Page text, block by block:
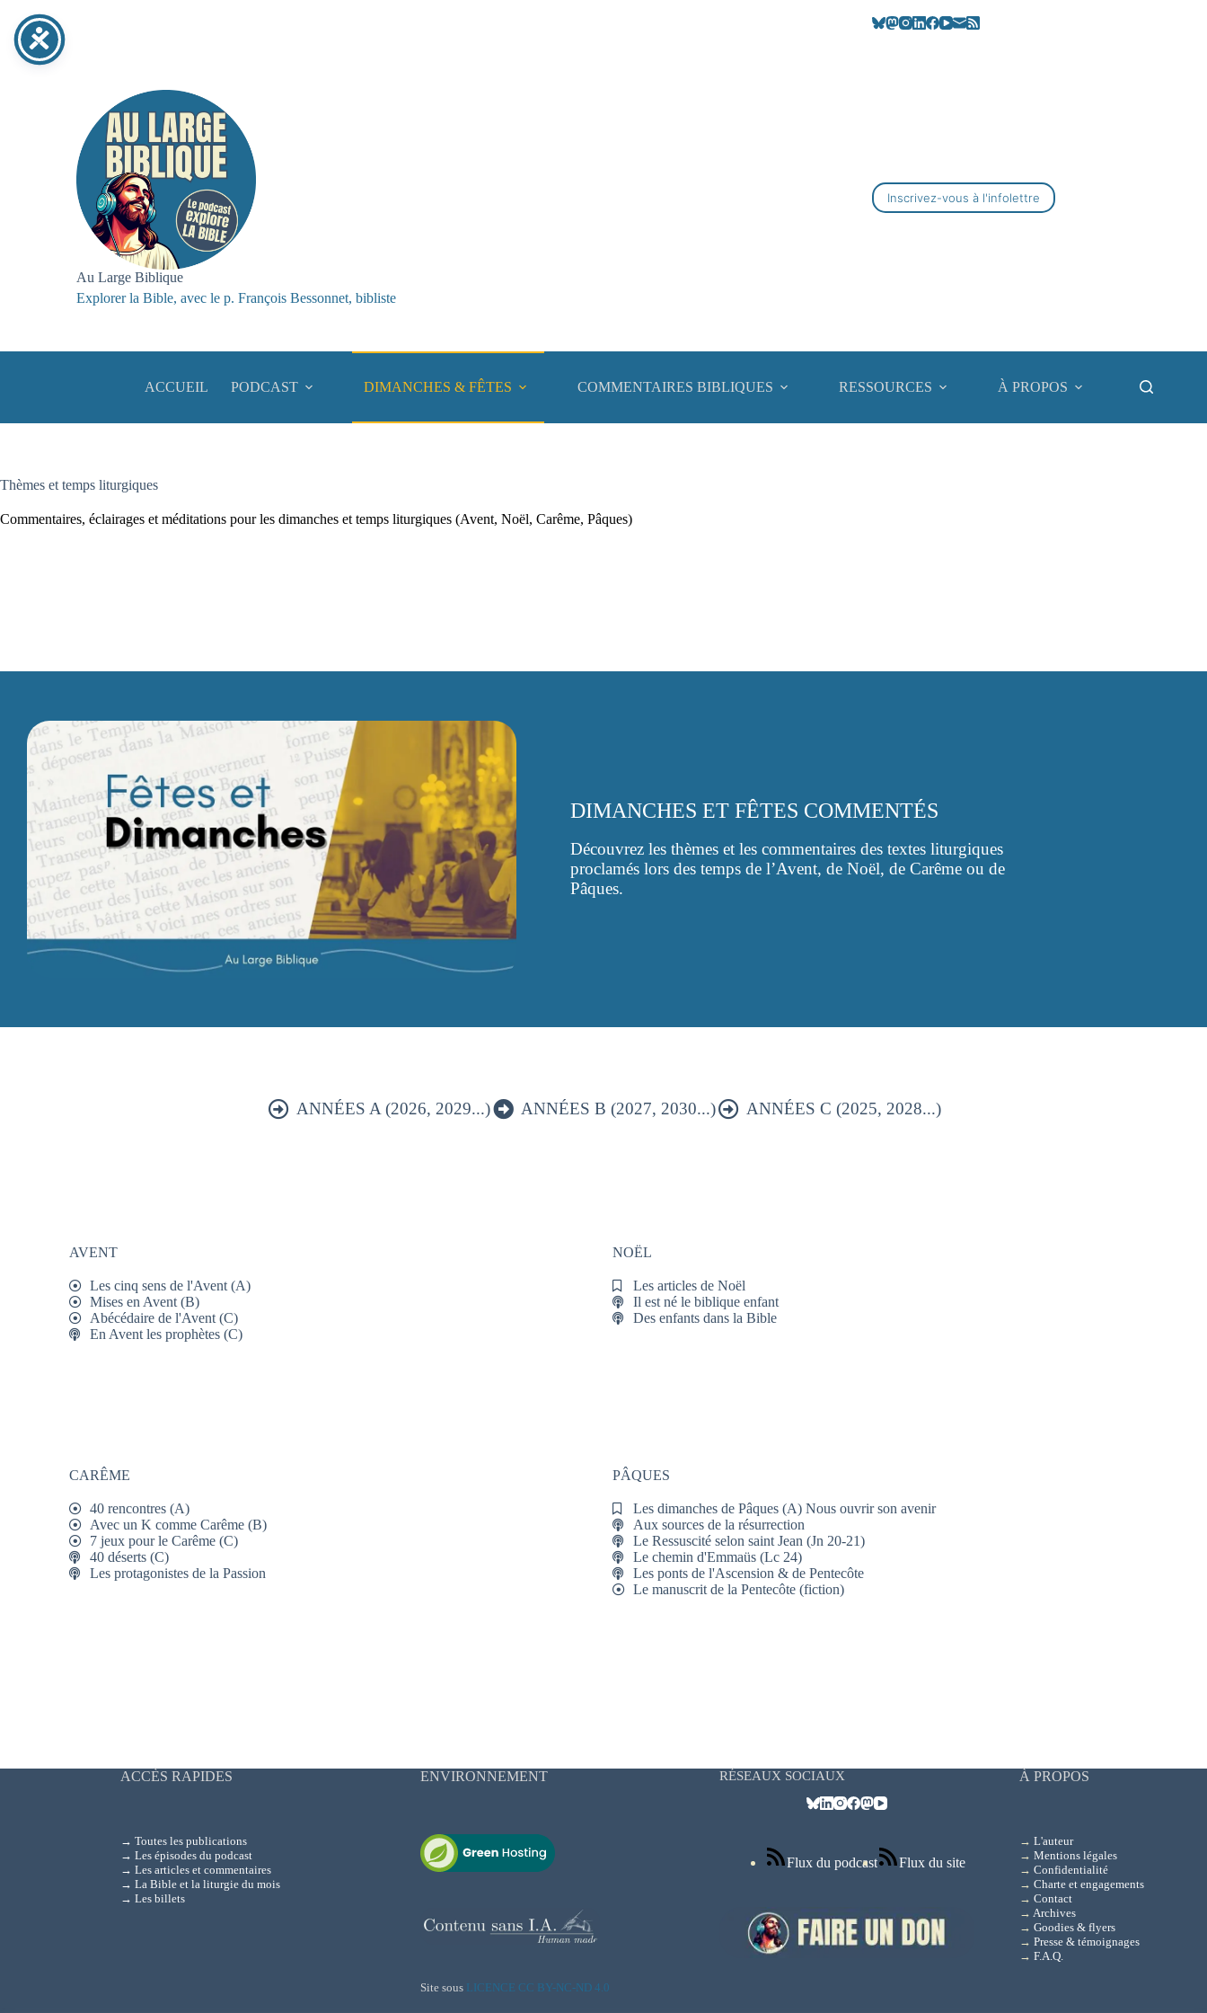
Au Large Biblique
Explorer la Bible, avec le p. François Bessonnet, bibliste
Inscrivez-vous à l'infolettre
ACCUEIL PODCAST DIMANCHES & FÊTES COMMENTAIRES BIBLIQUES RESSOURCES À PROPOS
Thèmes et temps liturgiques
Commentaires, éclairages et méditations pour les dimanches et temps liturgiques (Avent, Noël, Carême, Pâques)
DIMANCHES ET FÊTES COMMENTÉS
Découvrez les thèmes et les commentaires des textes liturgiques
proclamés lors des temps de l’Avent, de Noël, de Carême ou de
Pâques.
ANNÉES A (2026, 2029...) ANNÉES B (2027, 2030...) ANNÉES C (2025, 2028...)
AVENT
Les cinq sens de l'Avent (A)
Mises en Avent (B)
Abécédaire de l'Avent (C)
En Avent les prophètes (C)
NOËL
Les articles de Noël
Il est né le biblique enfant
Des enfants dans la Bible
CARÊME
40 rencontres (A)
Avec un K comme Carême (B)
7 jeux pour le Carême (C)
40 déserts (C)
Les protagonistes de la Passion
PÂQUES
Les dimanches de Pâques (A) Nous ouvrir son avenir
Aux sources de la résurrection
Le Ressuscité selon saint Jean (Jn 20-21)
Le chemin d'Emmaüs (Lc 24)
Les ponts de l'Ascension & de Pentecôte
Le manuscrit de la Pentecôte (fiction)
ACCÈS RAPIDES
→ Toutes les publications
→ Les épisodes du podcast
→ Les articles et commentaires
→ La Bible et la liturgie du mois
→ Les billets
ENVIRONNEMENT
Site sous LICENCE CC BY-NC-ND 4.0
RÉSEAUX SOCIAUX
Flux du podcast Flux du site
À PROPOS
→ L'auteur
→ Mentions légales
→ Confidentialité
→ Charte et engagements
→ Contact
→ Archives
→ Goodies & flyers
→ Presse & témoignages
→ F.A.Q.